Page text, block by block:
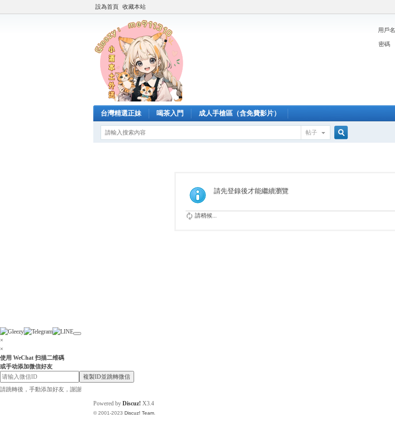
設為首頁 收藏本站
用戶名
密碼
台灣精選正妹 喝茶入門 成人手槍區（含免費影片）
帖子
請先登錄後才能繼續瀏覽
請稍候...
×
×
使用 WeChat 扫描二维碼
或手动添加微信好友
複製ID並跳轉微信
請跳轉後，手動添加好友，謝謝
Powered by Discuz! X3.4
© 2001-2023 Discuz! Team